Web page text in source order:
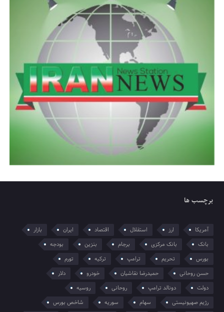
برچسب ها
آمریکا ارز استقلال اقتصاد ایران
بازار
بانک
بانک مرکزی برجام بنزین
بودجه
بورس
تحریم ترامپ ترکیه
تورم
حسن روحانی
حمیدرضا نقاشیان خودرو
دلار
دولت
دونالد ترامپ روحانی
روسیه
رژیم صهیونیستی
سهام سوریه شاخص بورس